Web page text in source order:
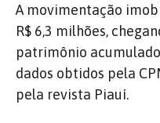
A movimentação
R$ 6,3 milhões,
patrimônio
dados obtidos pela
pela revista Piauí.